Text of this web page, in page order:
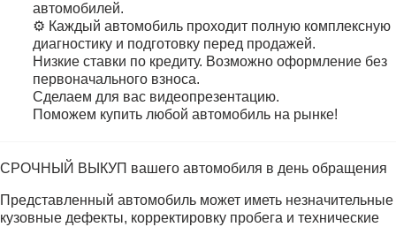
автомобилей.
⚙️ Каждый автомобиль проходит полную комплексную
диагностику и подготовку перед продажей.
Низкие ставки по кредиту. Возможно оформление без
первоначального взноса.
Сделаем для вас видеопрезентацию.
Поможем купить любой автомобиль на рынке!
СРОЧНЫЙ ВЫКУП вашего автомобиля в день обращения
Представленный автомобиль может иметь незначительные
кузовные дефекты, корректировку пробега и технические